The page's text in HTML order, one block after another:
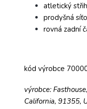
atletický
prodyšná
rovná zadní
kód výrobce
výrobce:
California, 91355,